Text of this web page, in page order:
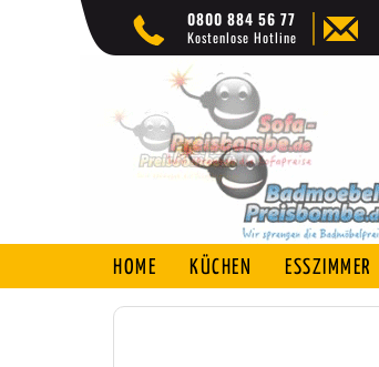
0800 884 56 77
Kostenlose Hotline
HOME KÜCHEN ESSZIMMER